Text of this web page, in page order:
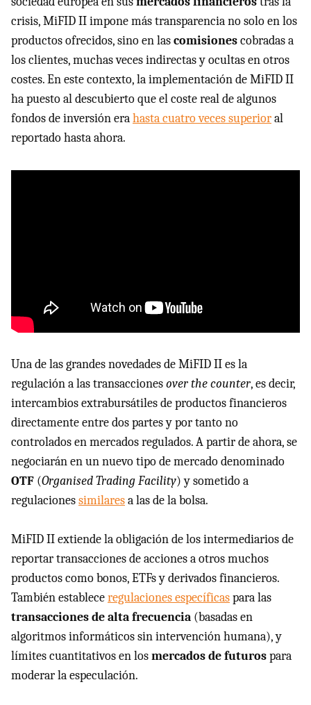
crisis, MiFID II impone más transparencia no solo en los
productos ofrecidos, sino en lascomisionescobradas a
los clientes, muchas veces indirectas y ocultas en otros
costes. En este contexto, la implementación de MiFID II
ha puesto al descubierto que el coste real de algunos
fondos de inversión erahasta cuatro veces superioral
reportado hasta ahora.
Una de las grandes novedades de MiFID II es la
regulación a las transaccionesover the counter, es decir,
intercambios extrabursátiles de productos financieros
directamente entre dos partes y por tanto no
controlados en mercados regulados. A partir de ahora, se
negociarán en un nuevo tipo de mercado denominado
OTF (Organised Trading Facility) y sometido a
regulacionessimilaresa las de la bolsa.
MiFID II extiende la obligación de los intermediarios de
reportar transacciones de acciones a otros muchos
productos como bonos, ETFs y derivados financieros.
También estableceregulaciones específicaspara las
transacciones de alta frecuencia (basadas en
algoritmos informáticos sin intervención humana), y
límites cuantitativos en losmercados de futurospara
moderar la especulación.